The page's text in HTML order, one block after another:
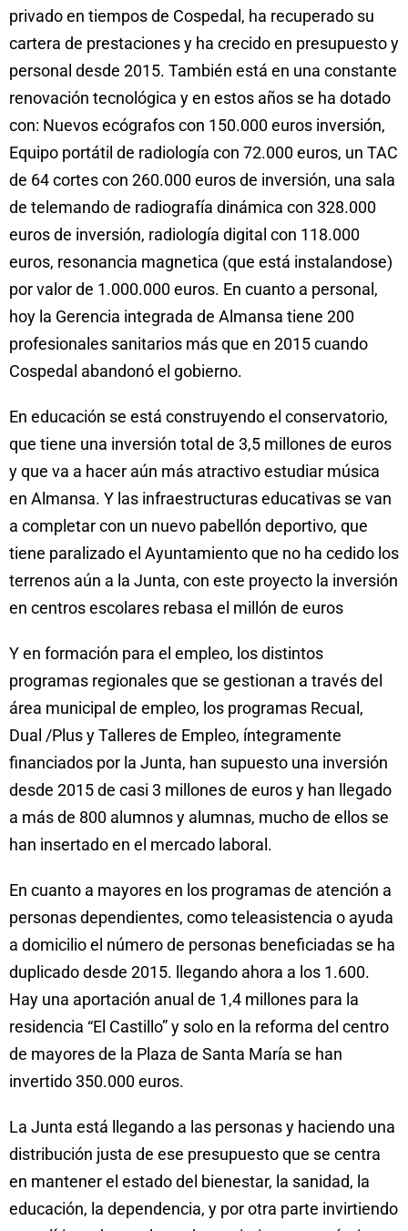
privado en tiempos de Cospedal, ha recuperado su
cartera de prestaciones y ha crecido en presupuesto y
personal desde 2015. También está en una constante
renovación tecnológica y en estos años se ha dotado
con: Nuevos ecógrafos con 150.000 euros inversión,
Equipo portátil de radiología con 72.000 euros, un TAC
de 64 cortes con 260.000 euros de inversión, una sala
de telemando de radiografía dinámica con 328.000
euros de inversión, radiología digital con 118.000
euros, resonancia magnetica (que está instalandose)
por valor de 1.000.000 euros. En cuanto a personal,
hoy la Gerencia integrada de Almansa tiene 200
profesionales sanitarios más que en 2015 cuando
Cospedal abandonó el gobierno.
En educación se está construyendo el conservatorio,
que tiene una inversión total de 3,5 millones de euros
y que va a hacer aún más atractivo estudiar música
en Almansa. Y las infraestructuras educativas se van
a completar con un nuevo pabellón deportivo, que
tiene paralizado el Ayuntamiento que no ha cedido los
terrenos aún a la Junta, con este proyecto la inversión
en centros escolares rebasa el millón de euros
Y en formación para el empleo, los distintos
programas regionales que se gestionan a través del
área municipal de empleo, los programas Recual,
Dual /Plus y Talleres de Empleo, íntegramente
financiados por la Junta, han supuesto una inversión
desde 2015 de casi 3 millones de euros y han llegado
a más de 800 alumnos y alumnas, mucho de ellos se
han insertado en el mercado laboral.
En cuanto a mayores en los programas de atención a
personas dependientes, como teleasistencia o ayuda
a domicilio el número de personas beneficiadas se ha
duplicado desde 2015. llegando ahora a los 1.600.
Hay una aportación anual de 1,4 millones para la
residencia “El Castillo” y solo en la reforma del centro
de mayores de la Plaza de Santa María se han
invertido 350.000 euros.
La Junta está llegando a las personas y haciendo una
distribución justa de ese presupuesto que se centra
en mantener el estado del bienestar, la sanidad, la
educación, la dependencia, y por otra parte invirtiendo